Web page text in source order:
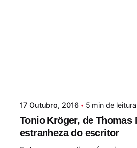
17 Outubro, 2016 5 min de leitura
Tonio Kröger, de Thomas
estranheza do escritor